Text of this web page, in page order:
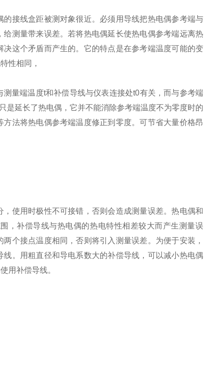
接线盒距被测对象很近。必须用导线把热电偶参考端与
测量带来误差。若将热电偶延长使热电偶参考端远离热
这个矛盾而产生的。它的特点是在参考端温度可能的变
性相同，
量端温度t和补偿导线与仪表连接处t0有关，而与参考端
是延长了热电偶，它并不能消除参考端温度不为零度时的
法将热电偶参考端温度修正到零度。可节省大量价格昂
使用时极性不可接错，否则会造成测量误差。热电偶和
，补偿导线与热电偶的热电特性相差较大而产生测量误
个接点温度相同，否则将引入测量误差。为便于安装，
。用粗直径和导电系数大的补偿导线，可以减小热电偶
用补偿导线。